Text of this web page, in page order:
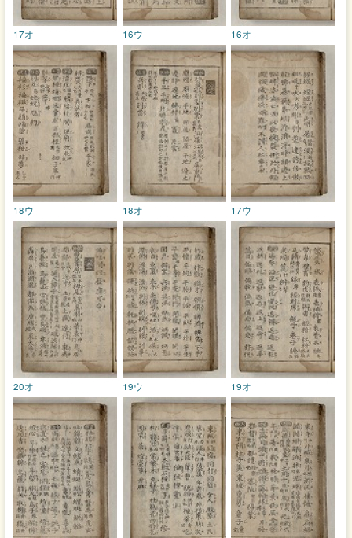
16オ
16ウ
17オ
17ウ
18オ
18ウ
19オ
19ウ
20オ